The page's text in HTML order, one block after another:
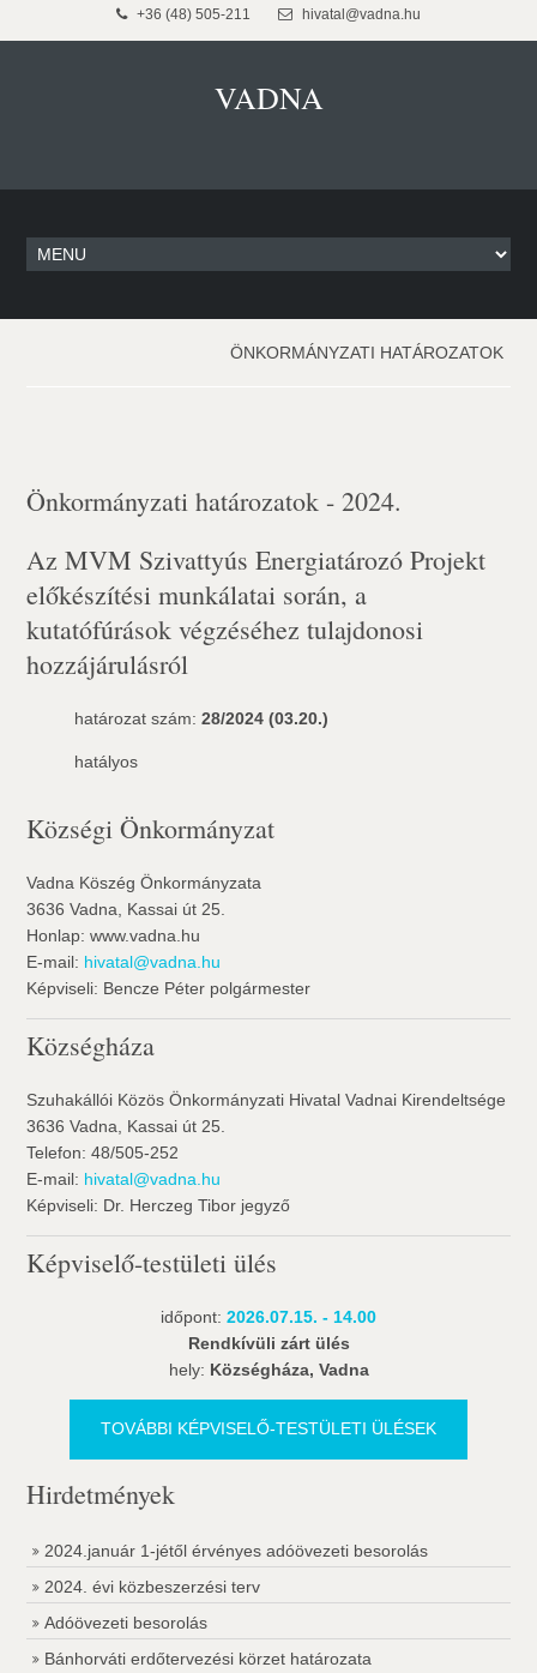
+36 (48) 505-211 hivatal@vadna.hu
VADNA
ÖNKORMÁNYZATI HATÁROZATOK
Önkormányzati határozatok - 2024.
Az MVM Szivattyús Energiatározó Projekt
előkészítési munkálatai során, a
kutatófúrások végzéséhez tulajdonosi
hozzájárulásról
határozat szám:28/2024 (03.20.)
hatályos
Községi Önkormányzat
Vadna Köszég Önkormányzata
3636 Vadna, Kassai út 25.
Honlap: www.vadna.hu
E-mail: hivatal@vadna.hu
Képviseli: Bencze Péter polgármester
Községháza
Szuhakállói Közös Önkormányzati Hivatal Vadnai Kirendeltsége
3636 Vadna, Kassai út 25.
Telefon: 48/505-252
E-mail: hivatal@vadna.hu
Képviseli: Dr. Herczeg Tibor jegyző
Képviselő-testületi ülés
időpont: 2026.07.15. - 14.00
Rendkívüli zárt ülés
hely: Községháza, Vadna
TOVÁBBI KÉPVISELŐ-TESTÜLETI ÜLÉSEK
Hirdetmények
2024.január 1-jétől érvényes adóövezeti besorolás
2024. évi közbeszerzési terv
Adóövezeti besorolás
Bánhorváti erdőtervezési körzet határozata